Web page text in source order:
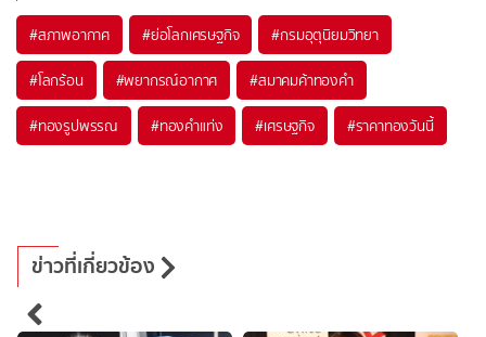
#สภาพอากาศ #ย่อโลกเศรษฐกิจ #กรมอุตุนิยมวิทยา
#โลกร้อน #พยากรณ์อากาศ #สมาคมค้าทองคำ
#ทองรูปพรรณ #ทองคำแท่ง #เศรษฐกิจ #ราคาทองวันนี้
ข่าวที่เกี่ยวข้อง